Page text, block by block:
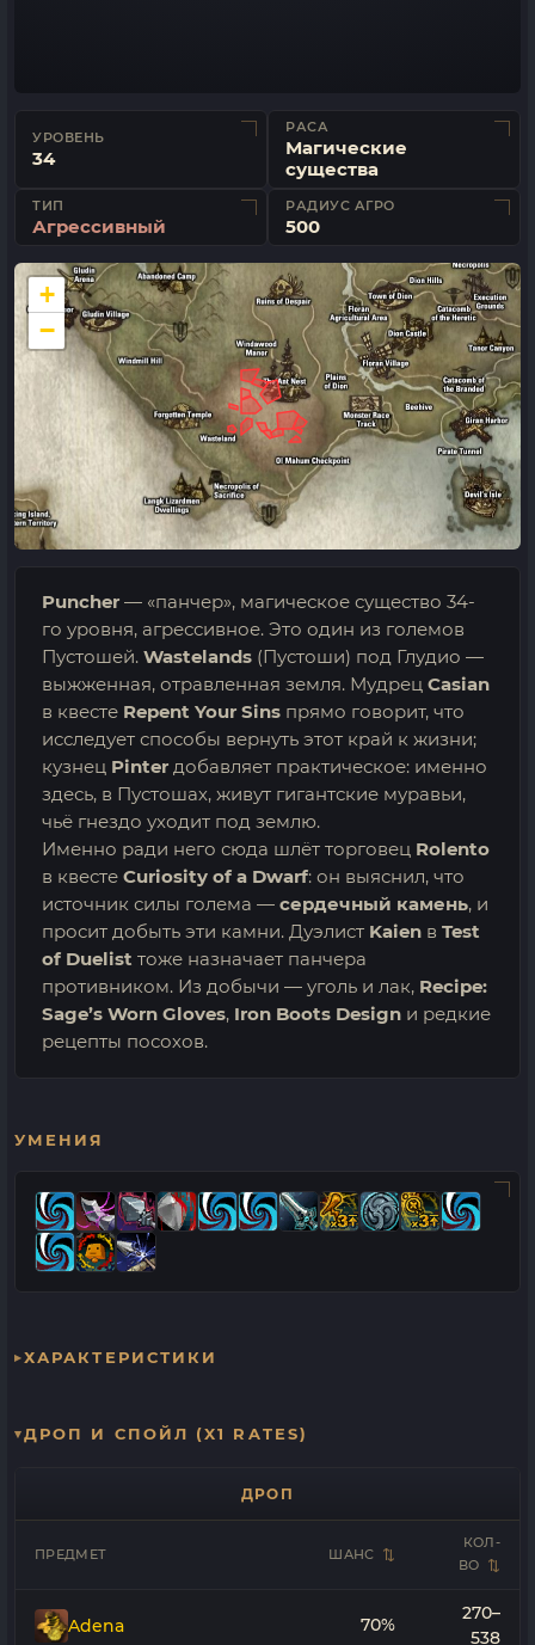
УРОВЕНЬ
34
РАСА
Магические
существа
ТИП
Агрессивный
РАДИУС АГРО
500
+
−
Puncher — «панчер», магическое существо 34-
го уровня, агрессивное. Это один из големов
Пустошей. Wastelands (Пустоши) под Глудио —
выжженная, отравленная земля. Мудрец Casian
в квесте Repent Your Sins прямо говорит, что
исследует способы вернуть этот край к жизни;
кузнец Pinter добавляет практическое: именно
здесь, в Пустошах, живут гигантские муравьи,
чьё гнездо уходит под землю.
Именно ради него сюда шлёт торговец Rolento
в квесте Curiosity of a Dwarf: он выяснил, что
источник силы голема — сердечный камень, и
просит добыть эти камни. Дуэлист Kaien в Test
of Duelist тоже назначает панчера
противником. Из добычи — уголь и лак, Recipe:
Sage’s Worn Gloves, Iron Boots Design и редкие
рецепты посохов.
УМЕНИЯ
ХАРАКТЕРИСТИКИ
ДРОП И СПОЙЛ (X1 RATES)
ДРОП
ПРЕДМЕТ ШАНС
КОЛ-
ВО
Adena 70%
270–
538